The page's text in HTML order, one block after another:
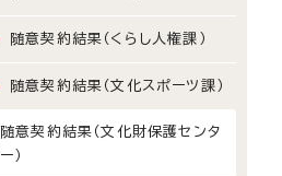
随意契約結果（くらし人権課）
随意契約結果（文化スポーツ課）
随意契約結果（文化財保護センタ
ー）